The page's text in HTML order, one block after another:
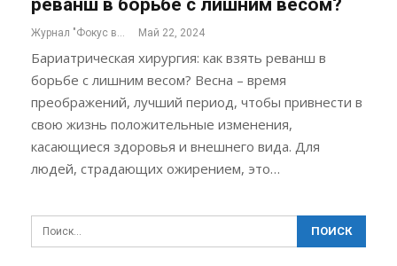
реванш в борьбе с лишним весом?
Журнал "Фокус внимания" Май 22, 2024
Бариатрическая хирургия: как взять реванш в
борьбе с лишним весом? Весна – время
преображений, лучший период, чтобы привнести в
свою жизнь положительные изменения,
касающиеся здоровья и внешнего вида. Для
людей, страдающих ожирением, это…